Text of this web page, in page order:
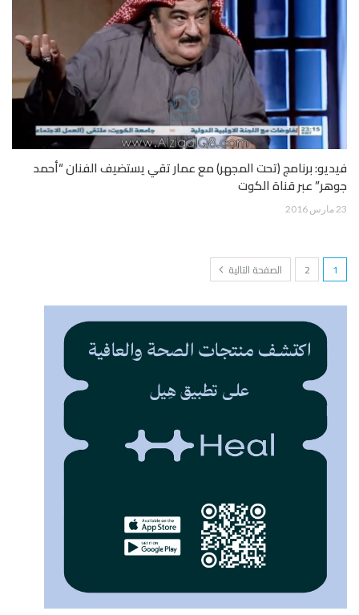
فيديو: برنامج (تحت المجهر) مع عمار تقي يستضيف الفنان “أحمد
جوهر” عبر قناة الكوت
23 مارس 2016
1
2 الصفحة التالية